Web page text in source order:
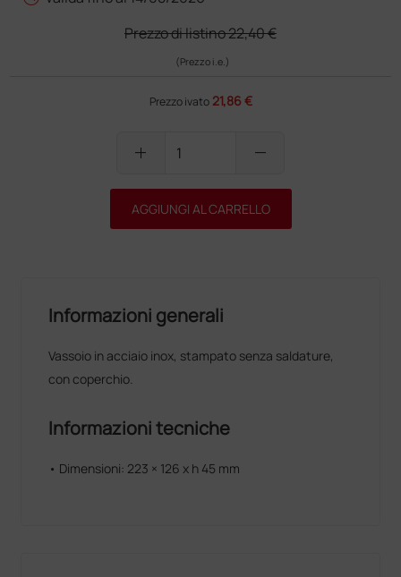
Prezzo di listino22,40 €
(Prezzo i.e.)
Prezzo ivato 21,86 €
add remove
AGGIUNGI AL CARRELLO
Informazioni generali
Vassoio in acciaio inox, stampato senza saldature,
con coperchio.
Informazioni tecniche
• Dimensioni: 223 × 126 x h 45 mm